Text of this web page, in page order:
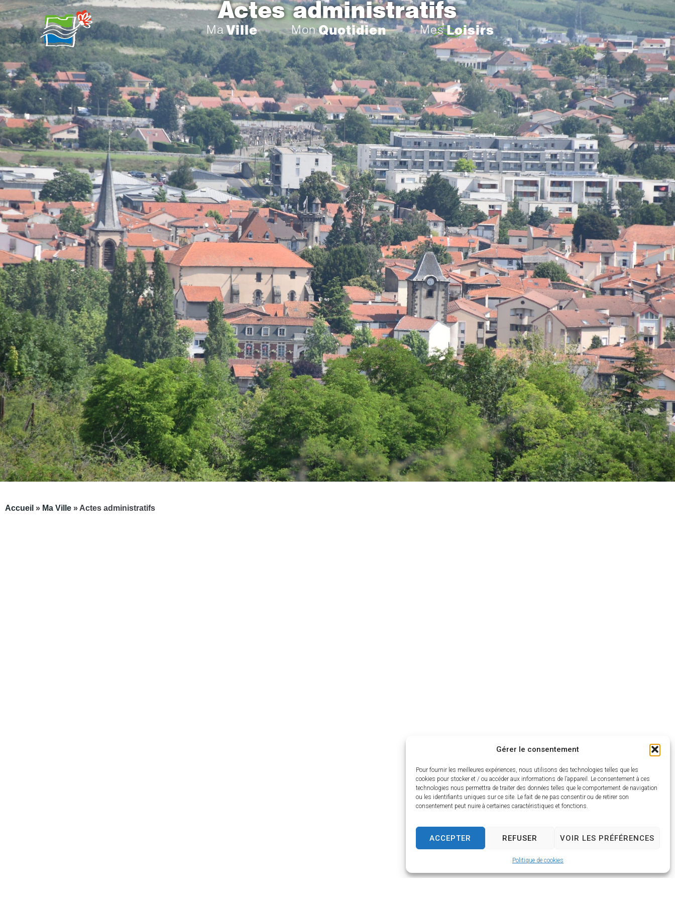
Gérer le consentement
Pour fournir les meilleures expériences, nous utilisons des technologies telles que les
cookies pour stocker et / ou accéder aux informations de l’appareil. Le consentement à ces
technologies nous permettra de traiter des données telles que le comportement de navigation
ou les identifiants uniques sur ce site. Le fait de ne pas consentir ou de retirer son
consentement peut nuire à certaines caractéristiques et fonctions.
ACCEPTER REFUSER VOIR LES PRÉFÉRENCES
Politique de cookies
principal
Ma Ville MonQuotidien MesLoisirs
Actes administratifs
Accueil » Ma Ville » Actes administratifs